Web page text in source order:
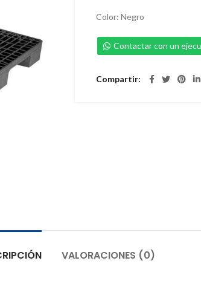
Color: Negro
Contactar con un
Compartir
VALORACIONES (0)